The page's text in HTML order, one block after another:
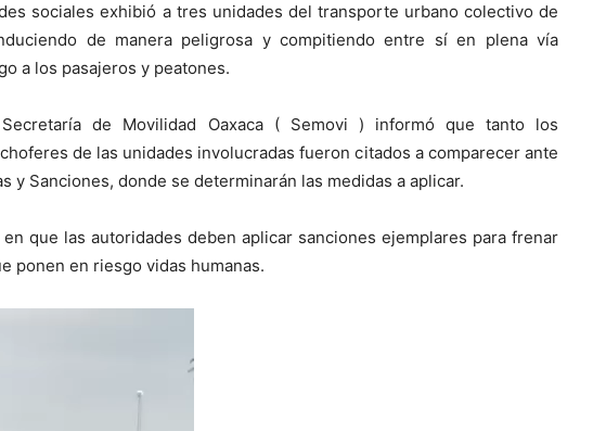
sociales exhibió a tres unidades del transporte urbano colectivo de
de manera peligrosa y compitiendo entre sí en plena vía
a los pasajeros y peatones.
de Movilidad Oaxaca ( Semovi ) informó que tanto los
de las unidades involucradas fueron citados a comparecer ante
y Sanciones, donde se determinarán las medidas a aplicar.
que las autoridades deben aplicar sanciones ejemplares para frenar
ponen en riesgo vidas humanas.